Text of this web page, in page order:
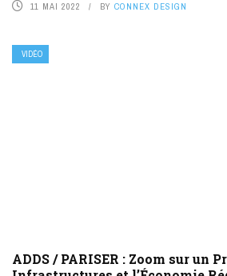
11 MAI 2022 BY CONNEX DESIGN
VIDÉO
ADDS / PARISER : Zoom sur un